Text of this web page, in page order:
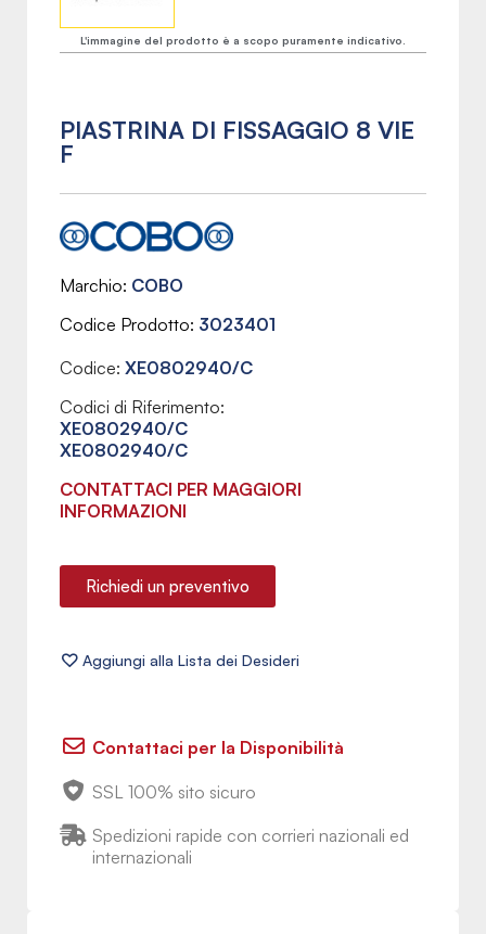
L'immagine del prodotto è a scopo puramente indicativo.
PIASTRINA DI FISSAGGIO 8 VIE
F
Marchio COBO
Codice Prodotto 3023401
Codice: XE0802940/C
Codici di Riferimento:
XE0802940/C
XE0802940/C
CONTATTACI PER MAGGIORI
INFORMAZIONI
Richiedi un preventivo
Contattaci per la Disponibilità
SSL 100% sito sicuro
Spedizioni rapide con corrieri nazionali ed
internazionali